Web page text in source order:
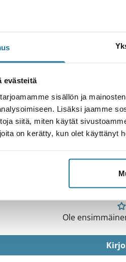
evästeitä
sisällön ja
Lisäksi jaamme
siitä, miten käytät
on kerätty, kun olet käyttänyt
ja teknisemmiksi myös
uusiin haasteisiin. Se on
Siskiu T. Vaativille
Ole